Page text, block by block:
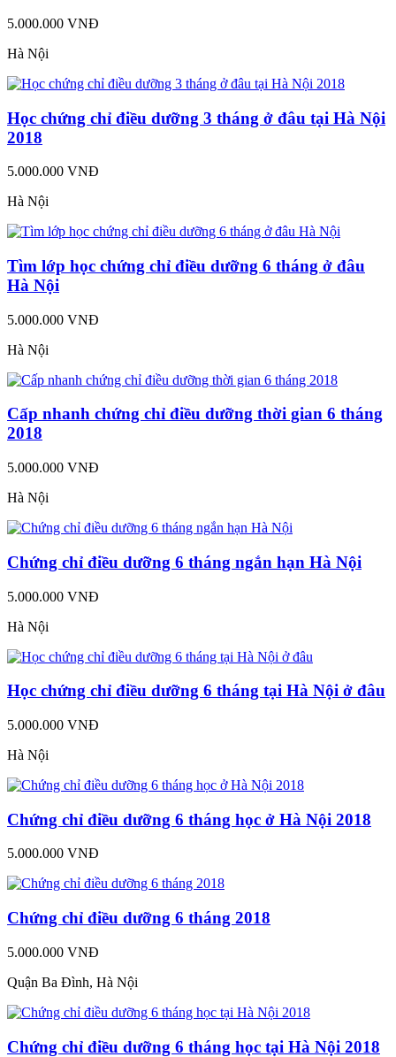
5.000.000 VNĐ
Hà Nội
Học chứng chỉ điều dưỡng 3 tháng ở đâu tại Hà Nội
2018
5.000.000 VNĐ
Hà Nội
Tìm lớp học chứng chỉ điều dưỡng 6 tháng ở đâu
Hà Nội
5.000.000 VNĐ
Hà Nội
Cấp nhanh chứng chỉ điều dưỡng thời gian 6 tháng
2018
5.000.000 VNĐ
Hà Nội
Chứng chỉ điều dưỡng 6 tháng ngắn hạn Hà Nội
5.000.000 VNĐ
Hà Nội
Học chứng chỉ điều dưỡng 6 tháng tại Hà Nội ở đâu
5.000.000 VNĐ
Hà Nội
Chứng chỉ điều dưỡng 6 tháng học ở Hà Nội 2018
5.000.000 VNĐ
Chứng chỉ điều dưỡng 6 tháng 2018
5.000.000 VNĐ
Quận Ba Đình, Hà Nội
Chứng chỉ điều dưỡng 6 tháng học tại Hà Nội 2018